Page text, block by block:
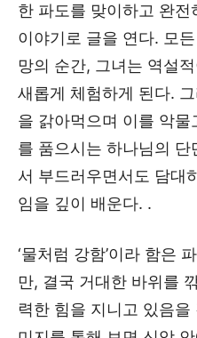
한 파도를 맞이하고 완
이야기로 글을 연다. 모
망의 순간, 그녀는 역설
새롭게 체험하게 된다.
을 갉아먹으며 이를 악
를 품으시는 하나님의
서 부드러우면서도 담대
임을 깊이 배운다. .
‘물처럼 강함’이라 함은
만, 결국 거대한 바위를
력한 힘을 지니고 있음